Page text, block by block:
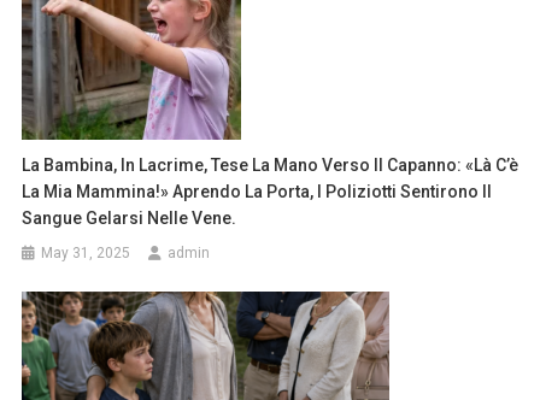
La Bambina, In Lacrime, Tese La Mano Verso Il Capanno: «Là C’è
La Mia Mammina!» Aprendo La Porta, I Poliziotti Sentirono Il
Sangue Gelarsi Nelle Vene.
May 31, 2025 admin